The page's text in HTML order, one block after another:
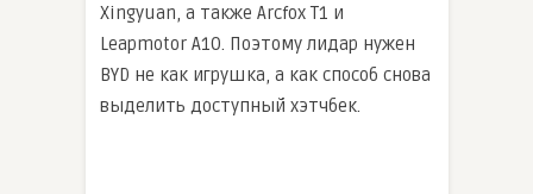
Xingyuan, а также Arcfox T1 и
Leapmotor A10. Поэтому лидар нужен
BYD не как игрушка, а как способ снова
выделить доступный хэтчбек.